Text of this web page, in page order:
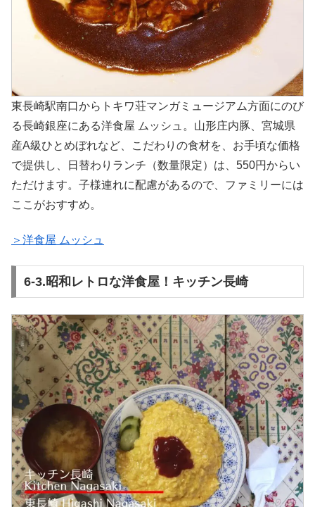
東長崎駅南口からトキワ荘マンガミュージアム方面にのび
る長崎銀座にある洋食屋 ムッシュ。山形庄内豚、宮城県
産A級ひとめぼれなど、こだわりの食材を、お手頃な価格
で提供し、日替わりランチ（数量限定）は、550円からい
ただけます。子様連れに配慮があるので、ファミリーには
ここがおすすめ。
＞洋食屋 ムッシュ
6-3.昭和レトロな洋食屋！キッチン長崎